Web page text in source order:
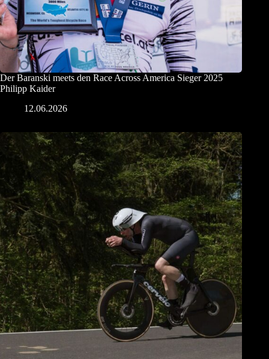
Der Baranski meets den Race Across America Sieger 2025
Philipp Kaider
12.06.2026